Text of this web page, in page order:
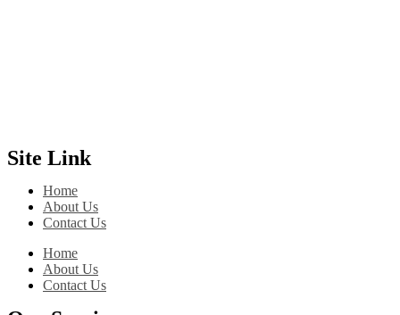
Site Link
Home
About Us
Contact Us
Home
About Us
Contact Us